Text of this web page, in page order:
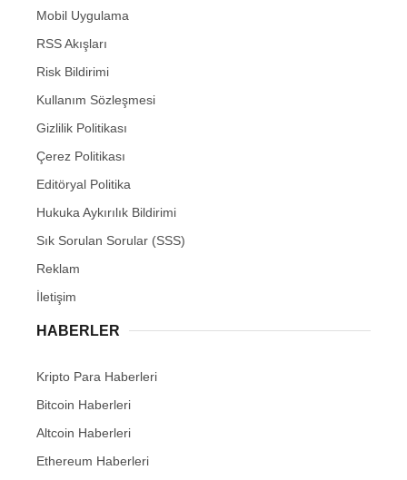
Mobil Uygulama
RSS Akışları
Risk Bildirimi
Kullanım Sözleşmesi
Gizlilik Politikası
Çerez Politikası
Editöryal Politika
Hukuka Aykırılık Bildirimi
Sık Sorulan Sorular (SSS)
Reklam
İletişim
HABERLER
Kripto Para Haberleri
Bitcoin Haberleri
Altcoin Haberleri
Ethereum Haberleri